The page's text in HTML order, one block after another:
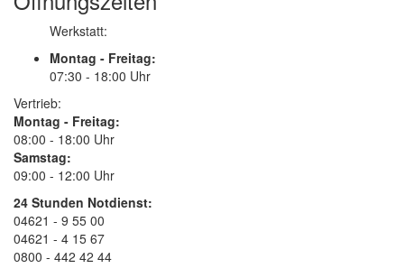
Werkstatt:
Montag - Freitag:
07:30 - 18:00 Uhr
Vertrieb:
Montag - Freitag:
08:00 - 18:00 Uhr
Samstag:
09:00 - 12:00 Uhr
24 Stunden Notdienst:
04621 - 9 55 00
04621 - 4 15 67
0800 - 442 42 44